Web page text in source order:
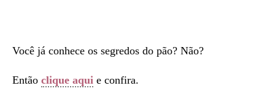
Você já conhece os segredos do pão? Não?
Então clique aqui e confira.